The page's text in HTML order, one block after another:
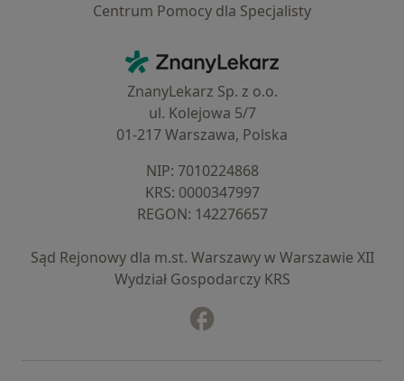
Centrum Pomocy dla Specjalisty
ZnanyLekarz - Strona główna
ZnanyLekarz Sp. z o.o.
ul. Kolejowa 5/7
01-217 Warszawa, Polska
NIP: ⁠7010224868
KRS: ⁠0000347997
REGON: ⁠142276657
Sąd Rejonowy dla m.st. Warszawy w Warszawie XII
Wydział Gospodarczy KRS